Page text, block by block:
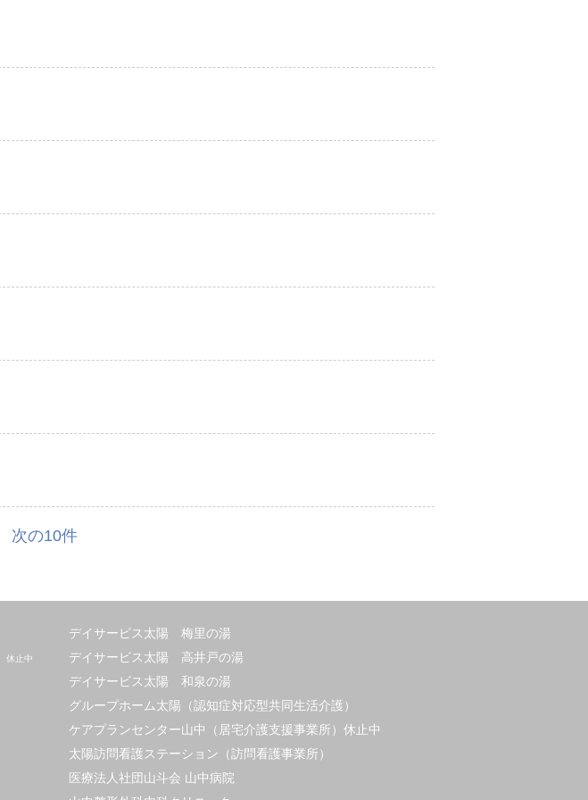
次の10件
休止中
デイサービス太陽 梅里の湯
デイサービス太陽 高井戸の湯
デイサービス太陽 和泉の湯
グループホーム太陽（認知症対応型共同生活介護）
ケアプランセンター山中（居宅介護支援事業所）休止中
太陽訪問看護ステーション（訪問看護事業所）
医療法人社団山斗会 山中病院